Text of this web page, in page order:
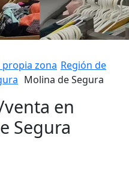
zona Región de
Molina de Segura
en
Segura